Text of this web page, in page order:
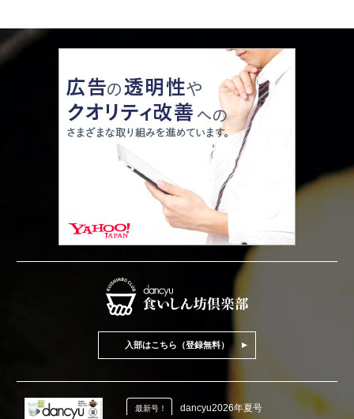
入部はこちら（登録無料）
最新号！ dancyu2026年夏号